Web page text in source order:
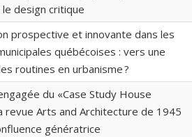
design critique
prospective et innovante dans les
québécoises : vers une
routines en urbanisme ?
du «Case Study House
revue Arts and Architecture de 1945
génératrice